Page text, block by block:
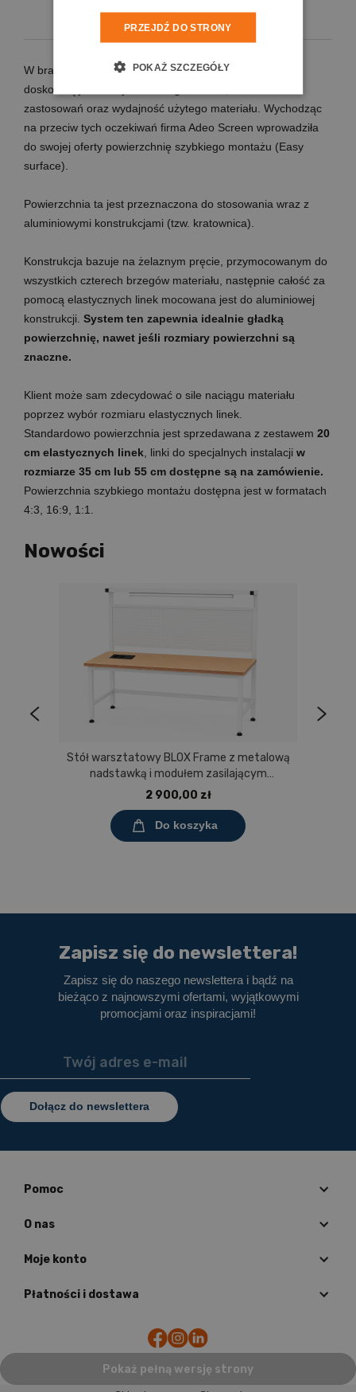
W branży wypożyczeń szczególny nacisk kładzie się na
doskonałą jakość wyświetlanego obrazu, różnorodność
zastosowań oraz wydajność użytego materiału. Wychodząc
na przeciw tych oczekiwań firma Adeo Screen wprowadziła
do swojej oferty powierzchnię szybkiego montażu (Easy
surface).
Powierzchnia ta jest przeznaczona do stosowania wraz z
aluminiowymi konstrukcjami (tzw. kratownica).
Konstrukcja bazuje na żelaznym pręcie, przymocowanym do
wszystkich czterech brzegów materiału, następnie całość za
pomocą elastycznych linek mocowana jest do aluminiowej
konstrukcji. System ten zapewnia idealnie gładką
powierzchnię, nawet jeśli rozmiary powierzchni są
znaczne.
Klient może sam zdecydować o sile naciągu materiału
poprzez wybór rozmiaru elastycznych linek.
Standardowo powierzchnia jest sprzedawana z zestawem 20
cm elastycznych linek , linki do specjalnych instalacji w
rozmiarze 35 cm lub 55 cm dostępne są na zamówienie.
Powierzchnia szybkiego montażu dostępna jest w formatach
4:3, 16:9, 1:1.
Nowości
Stół warsztatowy BLOX Frame z metalową
nadstawką i modułem zasilającym
Prostokąt 1200x600 mm, rozmiar 4-6, blat
2 900,00 zł
Do koszyka
Zapisz się do newslettera!
Zapisz się do naszego newslettera i bądź na
bieżąco z najnowszymi ofertami, wyjątkowymi
promocjami oraz inspiracjami!
Dołącz do newslettera
Pomoc
O nas
Moje konto
Płatności i dostawa
Pokaż pełną wersję strony
PRZEJDŹ DO STRONY
POKAŻ SZCZEGÓŁY